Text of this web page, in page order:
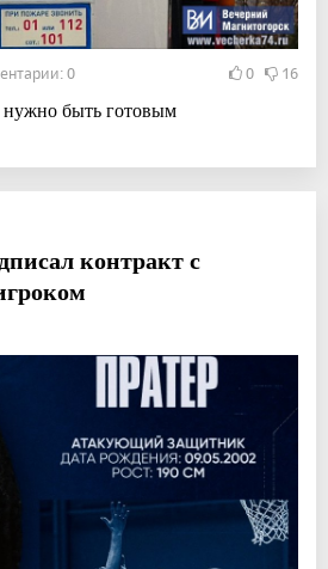
0 0 16
нужно быть готовым
контракт с